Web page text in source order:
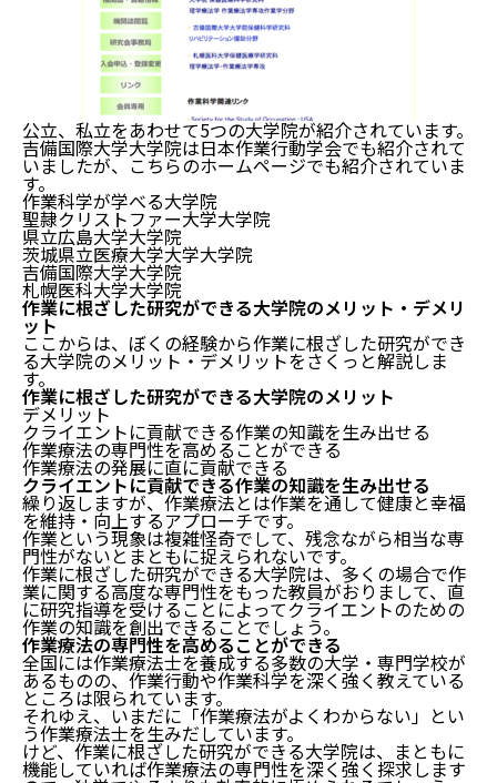
公立、私立をあわせて5つの大学院が紹介されています。
吉備国際大学大学院は日本作業行動学会でも紹介されて
いましたが、こちらのホームページでも紹介されていま
す。
作業科学が学べる大学院
聖隷クリストファー大学大学院
県立広島大学大学院
茨城県立医療大学大学大学院
吉備国際大学大学院
札幌医科大学大学院
作業に根ざした研究ができる大学院のメリット・デメリ
ット
ここからは、ぼくの経験から作業に根ざした研究ができ
る大学院のメリット・デメリットをさくっと解説しま
す。
作業に根ざした研究ができる大学院のメリット
デメリット
クライエントに貢献できる作業の知識を生み出せる
作業療法の専門性を高めることができる
作業療法の発展に直に貢献できる
クライエントに貢献できる作業の知識を生み出せる
繰り返しますが、作業療法とは作業を通して健康と幸福
を維持・向上するアプローチです。
作業という現象は複雑怪奇でして、残念ながら相当な専
門性がないとまともに捉えられないです。
作業に根ざした研究ができる大学院は、多くの場合で作
業に関する高度な専門性をもった教員がおりまして、直
に研究指導を受けることによってクライエントのための
作業の知識を創出できることでしょう。
作業療法の専門性を高めることができる
全国には作業療法士を養成する多数の大学・専門学校が
あるものの、作業行動や作業科学を深く強く教えている
ところは限られています。
それゆえ、いまだに「作業療法がよくわからない」とい
う作業療法士を生みだしています。
けど、作業に根ざした研究ができる大学院は、まともに
機能していれば作業療法の専門性を深く強く探求します